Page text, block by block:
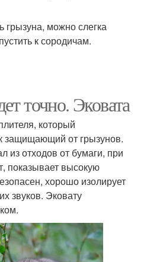
грызуна, можно слегка
к сородичам.
точно. Эковата
который
защищающий от грызунов.
из отходов от бумаги, при
показывает высокую
хорошо изолирует
звуков. Эковату